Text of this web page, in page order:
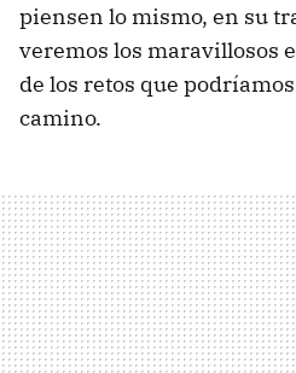
piensen lo mismo, en su
veremos los maravillosos
de los retos que
camino.